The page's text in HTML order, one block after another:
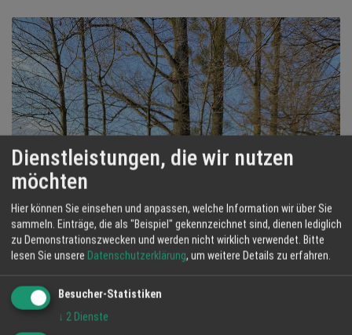
Dienstleistungen, die wir nutzen
möchten
Hier können Sie einsehen und anpassen, welche Information wir über Sie
sammeln. Einträge, die als "Beispiel" gekennzeichnet sind, dienen lediglich
zu Demonstrationszwecken und werden nicht wirklich verwendet. Bitte
lesen Sie unsere Datenschutzerklärung, um weitere Details zu erfahren.
Besucher-Statistiken
↓ 2 Dienste